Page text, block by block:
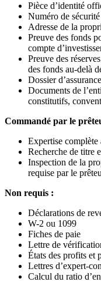
Pièce d’identité
Numéro de
Adresse de la
Preuve des fonds
compte
Preuve des
des fonds au-delà
Dossier
Documents de
constitutifs,
Commandé par le
Expertise
Recherche de titre
Inspection de la
requise par le
Non requis :
Déclarations de
W-2 ou 1099
Fiches de paie
Lettre de
États des profits et
Lettres d’expert-
Calcul du ratio